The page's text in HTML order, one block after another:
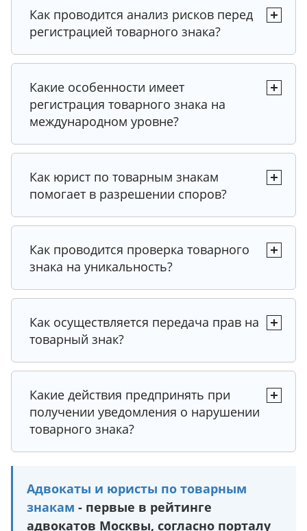
Рекомендация от юриста
Рекомендация от юриста
Рекомендация от юриста
Рекомендация от юриста
Рекомендация от юриста
Рекомендация от юриста
Совет от эксперта
Рекомендация от юриста
Совет 1
Совет 2
Экспертный совет 1
Экспертный совет 2
Рекомендация юриста 2
Экспертный совет 1
Экспертный совет 2
Рекомендация юриста 1
Рекомендация юриста 2
Экспертный совет 1
Экспертный совет 2
Экспертный совет 3
Рекомендация юриста 1
Рекомендация юриста 2
Рекомендация юриста 3
Закон
Рекомендация
Разъяснение
Рекомендация корректности заполнения
Закон
Рекомендация
Разъяснение
Закон
Рекомендация
Разъяснение
Закон
Рекомендация
Разъяснение
Как проводится анализ рисков перед
регистрацией товарного знака?
Какие особенности имеет
регистрация товарного знака на
международном уровне?
Как юрист по товарным знакам
помогает в разрешении споров?
Как проводится проверка товарного
знака на уникальность?
Как осуществляется передача прав на
товарный знак?
Какие действия предпринять при
получении уведомления о нарушении
товарного знака?
Адвокаты и юристы по товарным
знакам - первые в рейтинге
адвокатов Москвы, согласно порталу